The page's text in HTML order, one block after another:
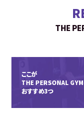
THE
ここが
THE PERSONAL
おすすめ3つ